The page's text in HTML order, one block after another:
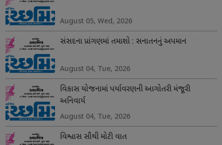
August 05, Wed, 2026
સંસદના પ્રાંગણમાં તમાશો : સનાતનનું અપમાન
August 04, Tue, 2026
વિકાસ યોજનામાં પર્યાવરણની આગોતરી મંજૂરી
અનિવાર્ય
August 04, Tue, 2026
વિશ્વાસ સૌથી મોટી વાત